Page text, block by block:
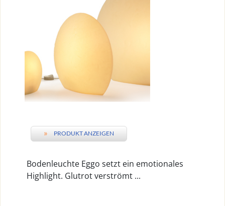
» PRODUKT ANZEIGEN
Bodenleuchte Eggo setzt ein emotionales
Highlight. Glutrot verströmt ...